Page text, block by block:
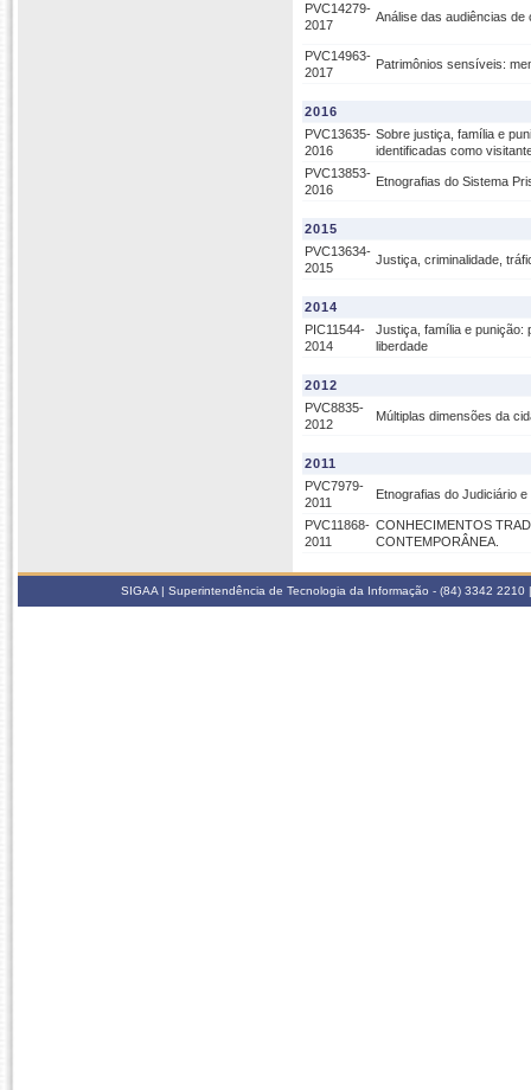
PVC14279-
2017
Análise das audiências
PVC14963-
2017
Patrimônios sensíveis:
2016
PVC13635-
2016
Sobre justiça, família e
identificadas como
PVC13853-
2016
Etnografias do Sistema
2015
PVC13634-
2015
Justiça, criminalidade,
2014
PIC11544-
2014
Justiça, família e punição:
liberdade
2012
PVC8835-
2012
Múltiplas dimensões da
2011
PVC7979-
2011
Etnografias do Judiciário
PVC11868-
2011
CONHECIMENTOS
CONTEMPORÂNEA.
SIGAA | Superintendência de Tecnologia da Informação - (84) 3342